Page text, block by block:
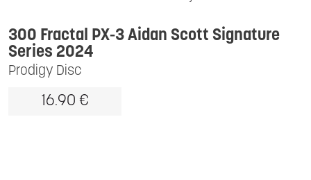
Prodigy Disc
300 Fractal PX-3 Aidan Scott Signature
Series 2024
16.90 €